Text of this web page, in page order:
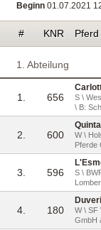
Beginn 01.07.2021
# KNR Pferd
1. Abteilung
1. 656
S \
\ B:
2. 600
W \
Pferde
3. 596
S \
4. 180
W \ SF
GmbH